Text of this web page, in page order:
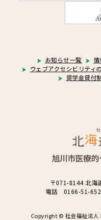
お知らせ一覧 情
ウェブアクセシビリティ
奨学金貸付
〒071-8144 北海
電話 0166-51-
Copyright © 社会福祉法人